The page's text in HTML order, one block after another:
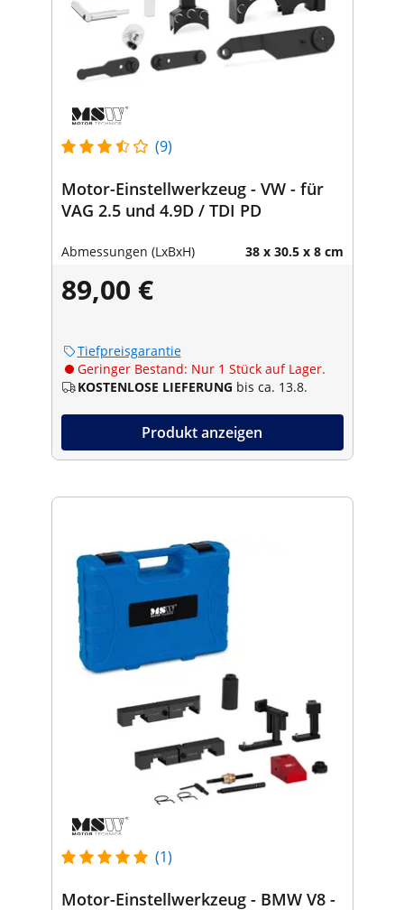
(9)
Motor-Einstellwerkzeug - VW - für
VAG 2.5 und 4.9D / TDI PD
Abmessungen (LxBxH) 38 x 30.5 x 8 cm
89,00 €
Tiefpreisgarantie
Geringer Bestand: Nur 1 Stück auf Lager.
KOSTENLOSE LIEFERUNG bis ca. 13.8.
Produkt anzeigen
(1)
Motor-Einstellwerkzeug - BMW V8 -